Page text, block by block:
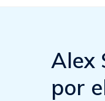
Alex
por